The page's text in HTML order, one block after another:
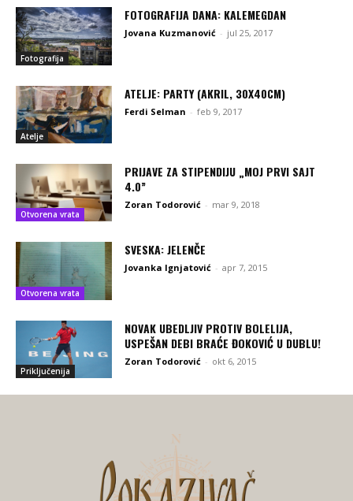
Fotografija
FOTOGRAFIJA DANA: KALEMEGDAN
Jovana Kuzmanović - jul 25, 2017
Atelje
ATELJE: PARTY (AKRIL, 30X40CM)
Ferdi Selman - feb 9, 2017
Otvorena vrata
PRIJAVE ZA STIPENDIJU „MOJ PRVI SAJT
4.0”
Zoran Todorović - mar 9, 2018
Otvorena vrata
SVESKA: JELENČE
Jovanka Ignjatović - apr 7, 2015
Priključenija
NOVAK UBEDLJIV PROTIV BOLELIJA,
USPEŠAN DEBI BRAĆE ĐOKOVIĆ U DUBLU!
Zoran Todorović - okt 6, 2015